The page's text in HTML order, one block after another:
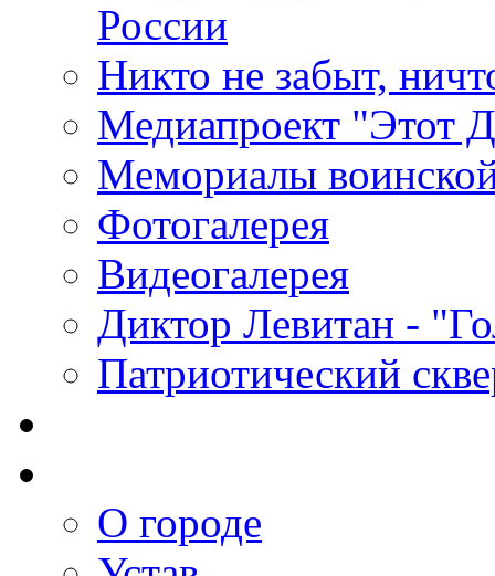
России
Никто не забыт,
Медиапроект "Этот
Мемориалы
Фотогалерея
Видеогалерея
Диктор Левитан -
Патриотический
О городе